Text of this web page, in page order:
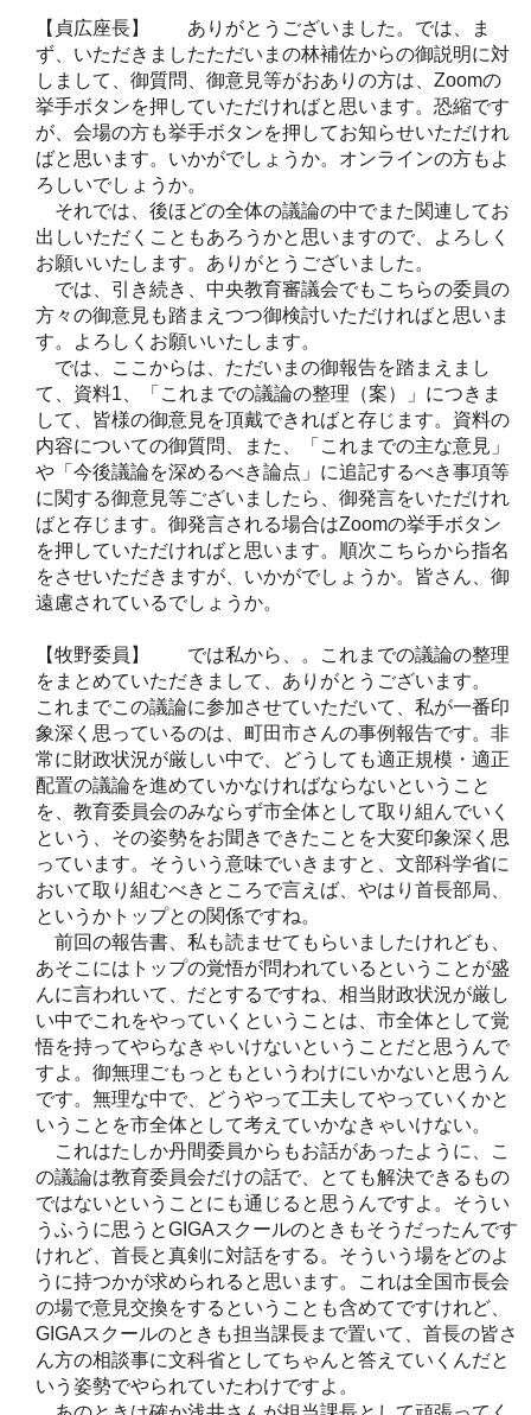
【貞広座長】 ありがとうございました。では、ま
ず、いただきましたただいまの林補佐からの御説明に対
しまして、御質問、御意見等がおありの方は、Zoomの
挙手ボタンを押していただければと思います。恐縮です
が、会場の方も挙手ボタンを押してお知らせいただけれ
ばと思います。いかがでしょうか。オンラインの方もよ
ろしいでしょうか。
それでは、後ほどの全体の議論の中でまた関連してお
出しいただくこともあろうかと思いますので、よろしく
お願いいたします。ありがとうございました。
では、引き続き、中央教育審議会でもこちらの委員の
方々の御意見も踏まえつつ御検討いただければと思いま
す。よろしくお願いいたします。
では、ここからは、ただいまの御報告を踏まえまし
て、資料1、「これまでの議論の整理（案）」につきま
して、皆様の御意見を頂戴できればと存じます。資料の
内容についての御質問、また、「これまでの主な意見」
や「今後議論を深めるべき論点」に追記するべき事項等
に関する御意見等ございましたら、御発言をいただけれ
ばと存じます。御発言される場合はZoomの挙手ボタン
を押していただければと思います。順次こちらから指名
をさせいただきますが、いかがでしょうか。皆さん、御
遠慮されているでしょうか。
【牧野委員】 では私から、。これまでの議論の整理
をまとめていただきまして、ありがとうございます。
これまでこの議論に参加させていただいて、私が一番印
象深く思っているのは、町田市さんの事例報告です。非
常に財政状況が厳しい中で、どうしても適正規模・適正
配置の議論を進めていかなければならないということ
を、教育委員会のみならず市全体として取り組んでいく
という、その姿勢をお聞きできたことを大変印象深く思
っています。そういう意味でいきますと、文部科学省に
おいて取り組むべきところで言えば、やはり首長部局、
というかトップとの関係ですね。
前回の報告書、私も読ませてもらいましたけれども、
あそこにはトップの覚悟が問われているということが盛
んに言われいて、だとするですね、相当財政状況が厳し
い中でこれをやっていくということは、市全体として覚
悟を持ってやらなきゃいけないということだと思うんで
すよ。御無理ごもっともというわけにいかないと思うん
です。無理な中で、どうやって工夫してやっていくかと
いうことを市全体として考えていかなきゃいけない。
これはたしか丹間委員からもお話があったように、こ
の議論は教育委員会だけの話で、とても解決できるもの
ではないということにも通じると思うんですよ。そうい
うふうに思うとGIGAスクールのときもそうだったんです
けれど、首長と真剣に対話をする。そういう場をどのよ
うに持つかが求められると思います。これは全国市長会
の場で意見交換をするということも含めてですけれど、
GIGAスクールのときも担当課長まで置いて、首長の皆さ
ん方の相談事に文科省としてちゃんと答えていくんだと
いう姿勢でやられていたわけですよ。